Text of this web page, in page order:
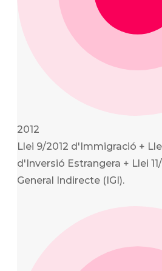
2012
Llei 9/2012 d'Immigració +
d'Inversió Estrangera + Llei
General Indirecte (IGI).